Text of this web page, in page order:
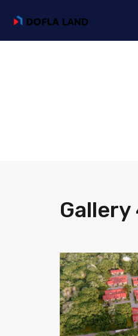
Gallery